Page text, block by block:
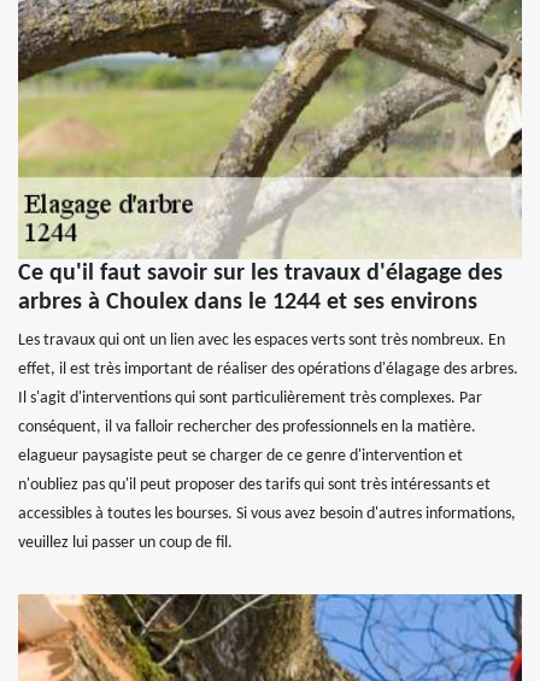
Ce qu'il faut savoir sur les travaux d'élagage des
arbres à Choulex dans le 1244 et ses environs
Les travaux qui ont un lien avec les espaces verts sont très nombreux. En
effet, il est très important de réaliser des opérations d'élagage des arbres.
Il s'agit d'interventions qui sont particulièrement très complexes. Par
conséquent, il va falloir rechercher des professionnels en la matière.
elagueur paysagiste peut se charger de ce genre d'intervention et
n'oubliez pas qu'il peut proposer des tarifs qui sont très intéressants et
accessibles à toutes les bourses. Si vous avez besoin d'autres informations,
veuillez lui passer un coup de fil.